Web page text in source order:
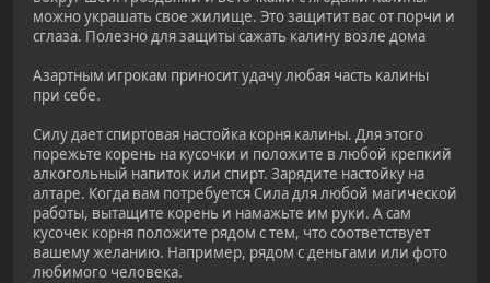
можно украшать свое жилище. Это защитит вас от порчи и
сглаза. Полезно для защиты сажать калину возле дома
Азартным игрокам приносит удачу любая часть калины
при себе.
Силу дает спиртовая настойка корня калины. Для этого
порежьте корень на кусочки и положите в любой крепкий
алкогольный напиток или спирт. Зарядите настойку на
алтаре. Когда вам потребуется Сила для любой магической
работы, вытащите корень и намажьте им руки. А сам
кусочек корня положите рядом с тем, что соответствует
вашему желанию. Например, рядом с деньгами или фото
любимого человека.